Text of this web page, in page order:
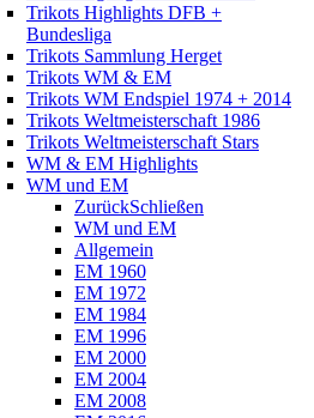
Trikots Highlights DFB +
Bundesliga
Trikots Sammlung Herget
Trikots WM & EM
Trikots WM Endspiel 1974 + 2014
Trikots Weltmeisterschaft 1986
Trikots Weltmeisterschaft Stars
WM & EM Highlights
WM und EM
ZurückSchließen
WM und EM
Allgemein
EM 1960
EM 1972
EM 1984
EM 1996
EM 2000
EM 2004
EM 2008